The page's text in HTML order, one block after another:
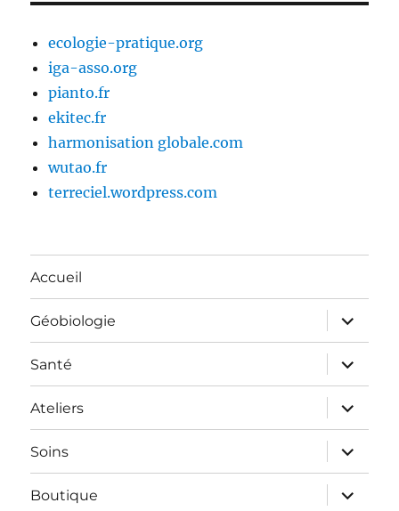
ecologie-pratique.org
iga-asso.org
pianto.fr
ekitec.fr
harmonisation globale.com
wutao.fr
terreciel.wordpress.com
Accueil
Géobiologie
ouvrir
le
sous-
menu
Santé
ouvrir
le
sous-
menu
Ateliers
ouvrir
le
sous-
menu
Soins
ouvrir
le
sous-
menu
Boutique
ouvrir
le